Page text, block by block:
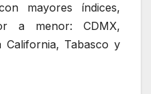
mayores índices,
a menor: CDMX,
California, Tabasco y